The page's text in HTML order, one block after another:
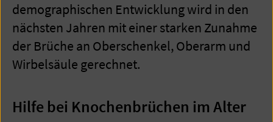
demographischen Entwicklung wird in den
nächsten Jahren mit einer starken Zunahme
der Brüche an Oberschenkel, Oberarm und
Wirbelsäule gerechnet.
Hilfe bei Knochenbrüchen im Alter